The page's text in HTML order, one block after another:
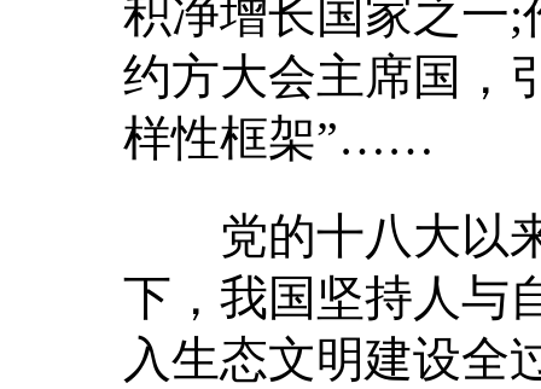
积净增长国家之一
约方大会主席国，
样性框架”……
党的十八大以来
下，我国坚持人与
入生态文明建设全